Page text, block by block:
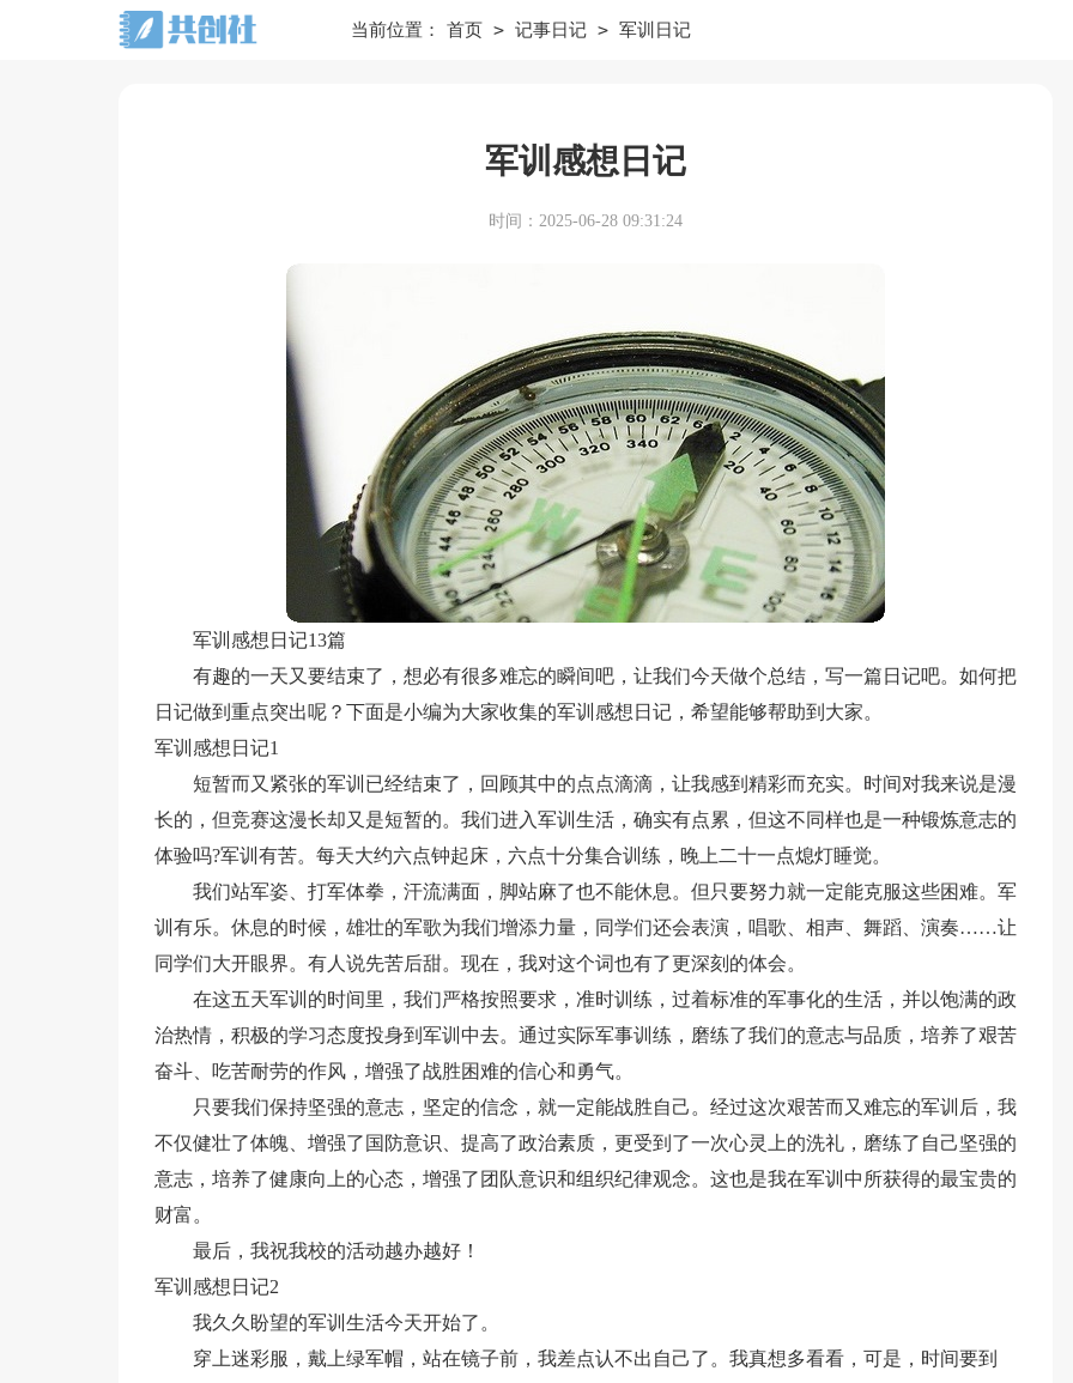
当前位置： 首页 > 记事日记 > 军训日记
军训感想日记
时间：2025-06-28 09:31:24
军训感想日记13篇
有趣的一天又要结束了，想必有很多难忘的瞬间吧，让我们今天做个总结，写一篇日记吧。如何把
日记做到重点突出呢？下面是小编为大家收集的军训感想日记，希望能够帮助到大家。
军训感想日记1
短暂而又紧张的军训已经结束了，回顾其中的点点滴滴，让我感到精彩而充实。时间对我来说是漫
长的，但竞赛这漫长却又是短暂的。我们进入军训生活，确实有点累，但这不同样也是一种锻炼意志的
体验吗?军训有苦。每天大约六点钟起床，六点十分集合训练，晚上二十一点熄灯睡觉。
我们站军姿、打军体拳，汗流满面，脚站麻了也不能休息。但只要努力就一定能克服这些困难。军
训有乐。休息的时候，雄壮的军歌为我们增添力量，同学们还会表演，唱歌、相声、舞蹈、演奏……让
同学们大开眼界。有人说先苦后甜。现在，我对这个词也有了更深刻的体会。
在这五天军训的时间里，我们严格按照要求，准时训练，过着标准的军事化的生活，并以饱满的政
治热情，积极的学习态度投身到军训中去。通过实际军事训练，磨练了我们的意志与品质，培养了艰苦
奋斗、吃苦耐劳的作风，增强了战胜困难的信心和勇气。
只要我们保持坚强的意志，坚定的信念，就一定能战胜自己。经过这次艰苦而又难忘的军训后，我
不仅健壮了体魄、增强了国防意识、提高了政治素质，更受到了一次心灵上的洗礼，磨练了自己坚强的
意志，培养了健康向上的心态，增强了团队意识和组织纪律观念。这也是我在军训中所获得的最宝贵的
财富。
最后，我祝我校的活动越办越好！
军训感想日记2
我久久盼望的军训生活今天开始了。
穿上迷彩服，戴上绿军帽，站在镜子前，我差点认不出自己了。我真想多看看，可是，时间要到